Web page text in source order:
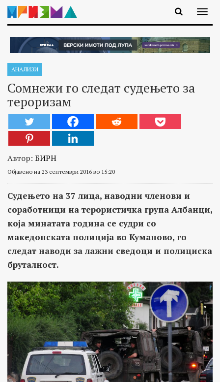
АНАЛИЗИ
Сомнежи го следат судењето за
тероризам
Автор: БИРН
Објавено на 23 септември 2016 во 15:20
Судењето на 37 лица, наводни членови и
соработници на терористичка група Албанци,
која минатата година се судри со
македонската полиција во Куманово, го
следат наводи за лажни сведоци и полициска
бруталност.